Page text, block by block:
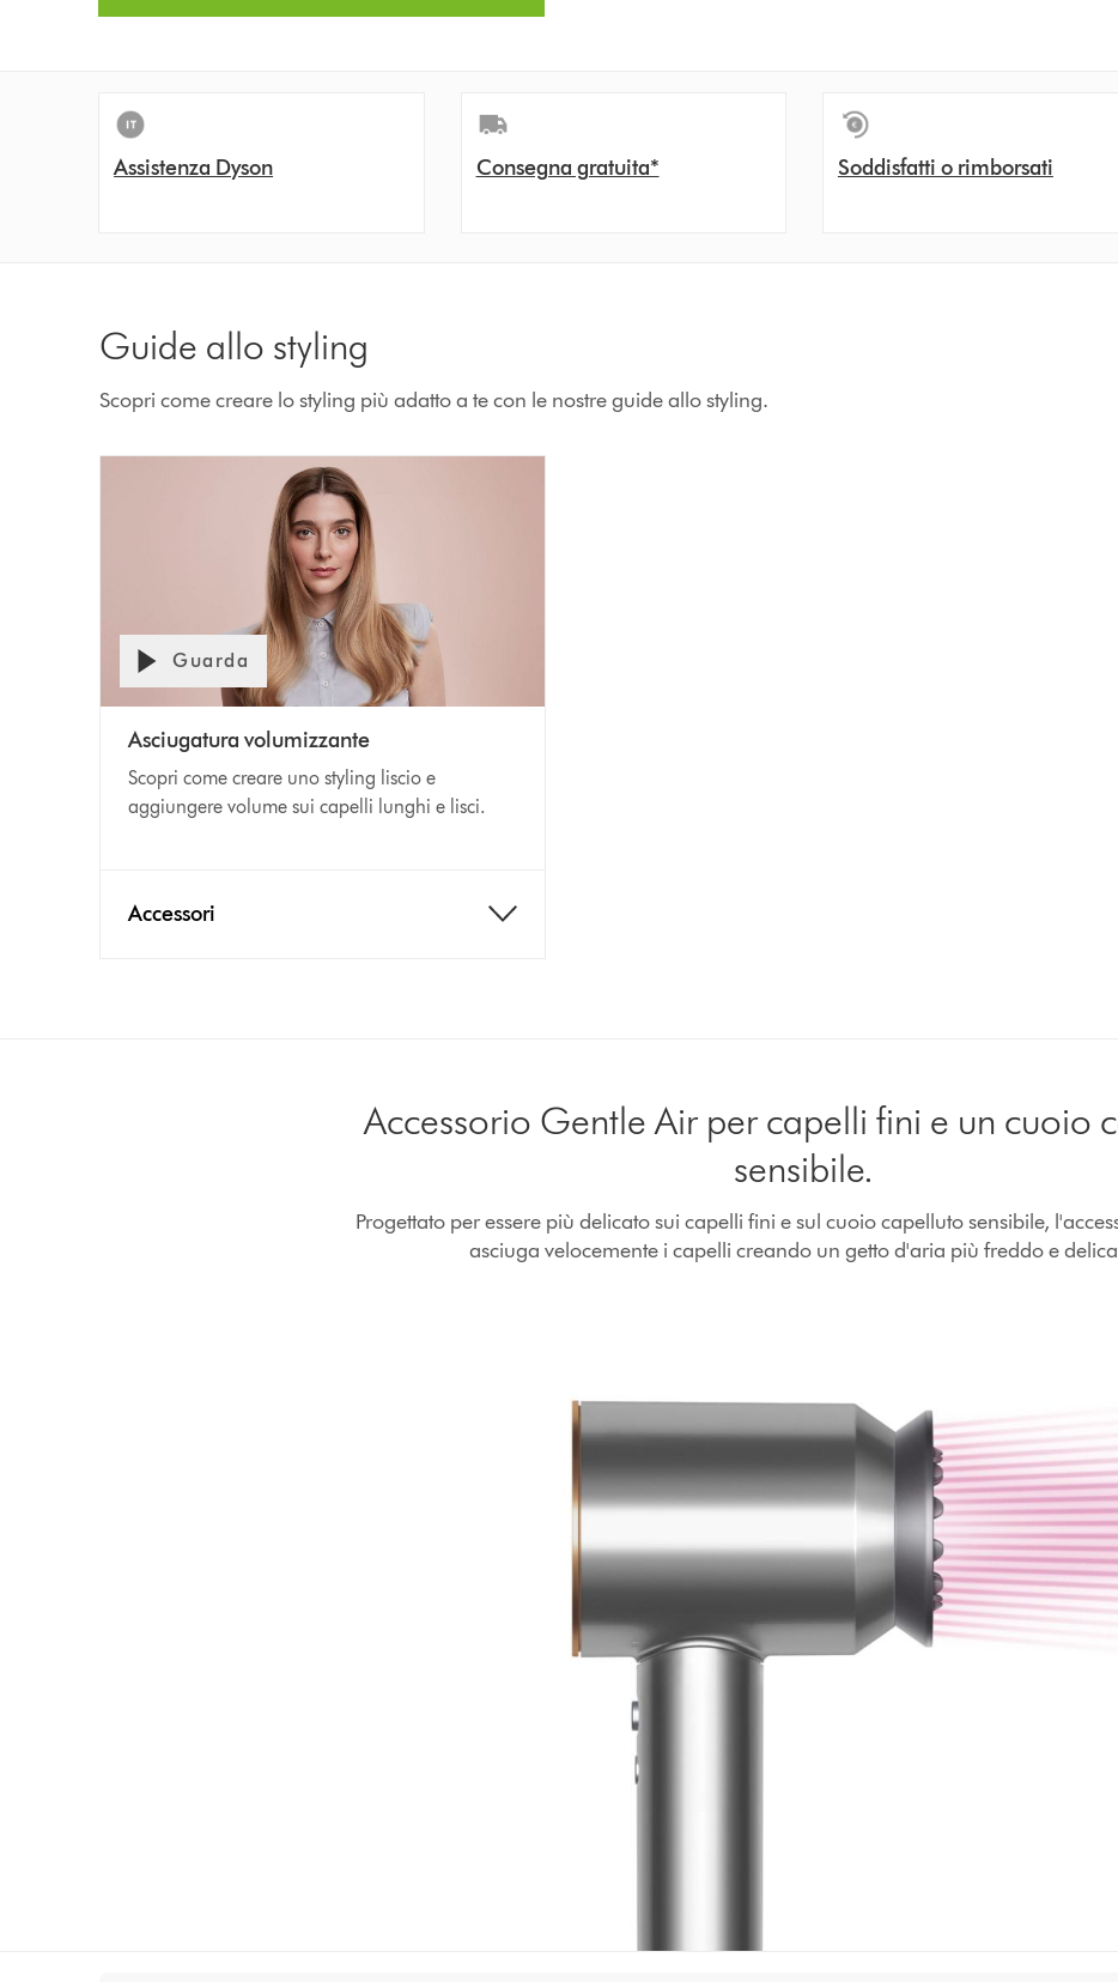
Assistenza Dyson Consegna gratuita* Soddisfatti o rimborsati
Guide allo styling
Scopri come creare lo styling più adatto a te con le nostre guide allo styling.
Guarda
Asciugatura volumizzante
Scopri come creare uno styling liscio e
aggiungere volume sui capelli lunghi e lisci.
Accessori
Accessorio Gentle Air per capelli fini e un cuoio
sensibile.
Progettato per essere più delicato sui capelli fini e sul cuoio capelluto sensibile,
asciuga velocemente i capelli creando un getto d'aria più freddo e